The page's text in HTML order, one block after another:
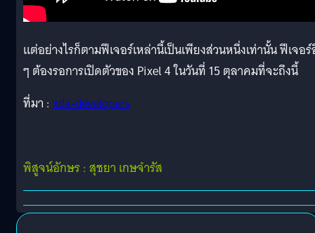
แต่อย่างไรก็ตามฟีเจอร์เหล่านี้เป็นเพียงส่วนหนึ่งเท่านั้น ฟีเจอ
ๆ ต้องรอการเปิดตัวของ Pixel 4 ในวันที่ 15 ตุลาคมที่จะถึงนี้
ที่มา : xda-developers
พิสูจน์อักษร : สุชยา เกษจำรัส